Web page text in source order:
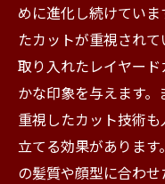
導入法
トレンドを取り
ステップへ
めに進化し続けてい
たカットが重視され
取り入れたレイヤー
かな印象を与えます
重視したカット技術
立てる効果がありま
の髪質や顔型に合わ